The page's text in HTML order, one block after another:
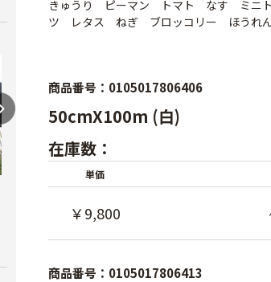
蝶型パンチ
きゅうり ピーマン トマト なす ミニ
ツ レタス ねぎ ブロッコリー ほうれ
商品番号：0105017806406
50cmX100m (白)
在庫数：
単価
￥9,800
商品番号：0105017806413